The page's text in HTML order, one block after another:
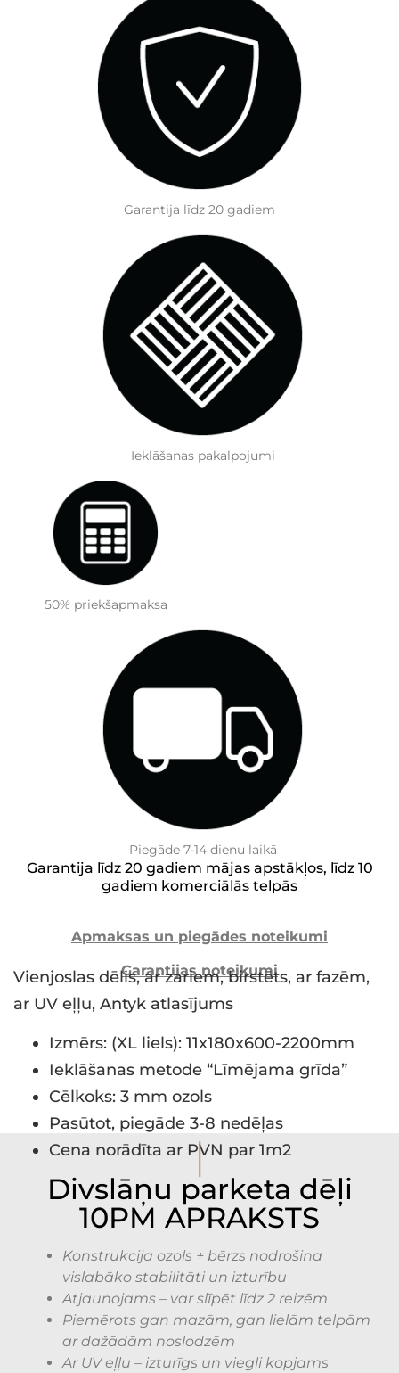
Garantija līdz 20 gadiem
Ieklāšanas pakalpojumi
50% priekšapmaksa
Piegāde 7-14 dienu laikā
Garantija līdz 20 gadiem mājas apstākļos, līdz 10
gadiem komerciālās telpās
Apmaksas un piegādes noteikumi
Garantijas noteikumi
Vienjoslas dēlis, ar zariem, birstēts, ar fazēm,
ar UV eļļu, Antyk atlasījums
Izmērs: (XL liels): 11x180x600-2200mm
Ieklāšanas metode “Līmējama grīda”
Cēlkoks: 3 mm ozols
Pasūtot, piegāde 3-8 nedēļas
Cena norādīta ar PVN par 1m2
I
Divslāņu parketa dēļi
10PM APRAKSTS
Konstrukcija ozols + bērzs nodrošina
vislabāko stabilitāti un izturību
Atjaunojams – var slīpēt līdz 2 reizēm
Piemērots gan mazām, gan lielām telpām
ar dažādām noslodzēm
Ar UV eļļu – izturīgs un viegli kopjams